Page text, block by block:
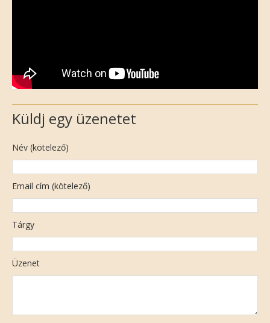
Küldj egy üzenetet
Név (kötelező)
Email cím (kötelező)
Tárgy
Üzenet